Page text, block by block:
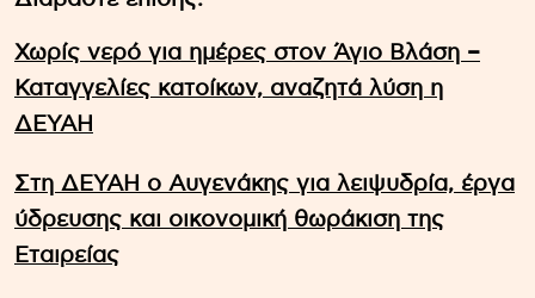
Χωρίς νερό για ημέρες στον Άγιο Βλάση –
Καταγγελίες κατοίκων, αναζητά λύση η
ΔΕΥΑΗ
Στη ΔΕΥΑΗ ο Αυγενάκης για λειψυδρία, έργα
ύδρευσης και οικονομική θωράκιση της
Εταιρείας